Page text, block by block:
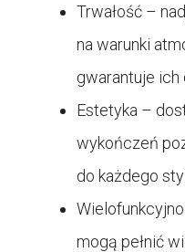
Trwałość –
na warunki
gwarantuje ich
Estetyka –
wykończeń
do każdego
mogą pełnić